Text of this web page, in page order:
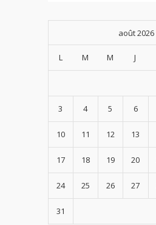
août 2026
L M M J
3 4 5 6
10 11 12 13
17 18 19 20
24 25 26 27
31